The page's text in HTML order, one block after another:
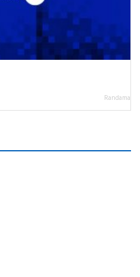
Randama